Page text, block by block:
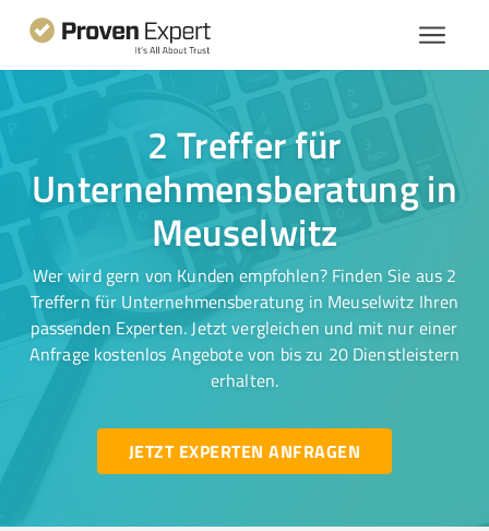
2 Treffer für
Unternehmensberatung in
Meuselwitz
Wer wird gern von Kunden empfohlen? Finden Sie aus 2
Treffern für Unternehmensberatung in Meuselwitz Ihren
passenden Experten. Jetzt vergleichen und mit nur einer
Anfrage kostenlos Angebote von bis zu 20 Dienstleistern
erhalten.
JETZT EXPERTEN ANFRAGEN